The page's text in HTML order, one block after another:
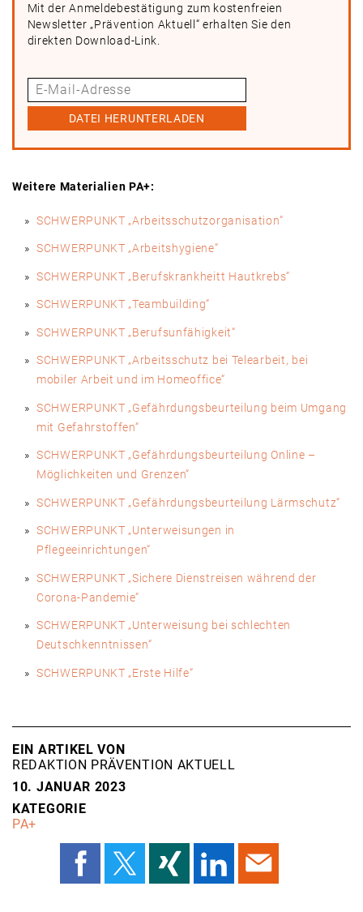
Mit der Anmeldebestätigung zum kostenfreien
Newsletter „Prävention Aktuell“ erhalten Sie den
direkten Download-Link.
DATEI HERUNTERLADEN
Weitere Materialien PA+:
SCHWERPUNKT „Arbeitsschutzorganisation“
SCHWERPUNKT „Arbeitshygiene“
SCHWERPUNKT „Berufskrankheitt Hautkrebs“
SCHWERPUNKT „Teambuilding“
SCHWERPUNKT „Berufsunfähigkeit“
SCHWERPUNKT „Arbeitsschutz bei Telearbeit, bei
mobiler Arbeit und im Homeoffice“
SCHWERPUNKT „Gefährdungsbeurteilung beim Umgang
mit Gefahrstoffen“
SCHWERPUNKT „Gefährdungs­beurteilung Online –
Möglichkeiten und Grenzen“
SCHWERPUNKT „Gefährdungsbeurteilung Lärmschutz“
SCHWERPUNKT „Unterweisungen in
Pflegeeinrichtungen“
SCHWERPUNKT „Sichere Dienstreisen während der
Corona-Pandemie“
SCHWERPUNKT „Unterweisung bei schlechten
Deutschkenntnissen“
SCHWERPUNKT „Erste Hilfe“
EIN ARTIKEL VON
REDAKTION PRÄVENTION AKTUELL
10. JANUAR 2023
KATEGORIE
PA+